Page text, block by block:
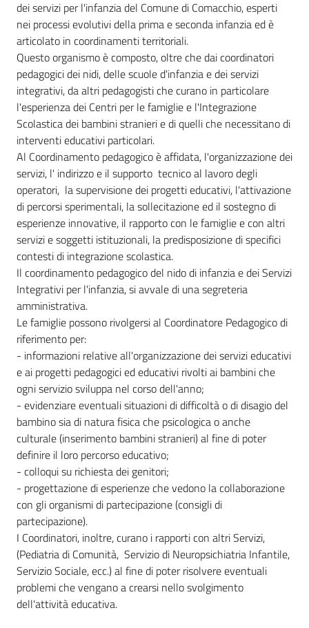
dei servizi per l'infanzia del Comune di Comacchio, esperti
nei processi evolutivi della prima e seconda infanzia ed è
articolato in coordinamenti territoriali.
Questo organismo è composto, oltre che dai coordinatori
pedagogici dei nidi, delle scuole d'infanzia e dei servizi
integrativi, da altri pedagogisti che curano in particolare
l'esperienza dei Centri per le famiglie e l'Integrazione
Scolastica dei bambini stranieri e di quelli che necessitano di
interventi educativi particolari.
Al Coordinamento pedagogico è affidata, l'organizzazione dei
servizi, l' indirizzo e il supporto tecnico al lavoro degli
operatori, la supervisione dei progetti educativi, l'attivazione
di percorsi sperimentali, la sollecitazione ed il sostegno di
esperienze innovative, il rapporto con le famiglie e con altri
servizi e soggetti istituzionali, la predisposizione di specifici
contesti di integrazione scolastica.
Il coordinamento pedagogico del nido di infanzia e dei Servizi
Integrativi per l'infanzia, si avvale di una segreteria
amministrativa.
Le famiglie possono rivolgersi al Coordinatore Pedagogico di
riferimento per:
- informazioni relative all'organizzazione dei servizi educativi
e ai progetti pedagogici ed educativi rivolti ai bambini che
ogni servizio sviluppa nel corso dell'anno;
- evidenziare eventuali situazioni di difficoltà o di disagio del
bambino sia di natura fisica che psicologica o anche
culturale (inserimento bambini stranieri) al fine di poter
definire il loro percorso educativo;
- colloqui su richiesta dei genitori;
- progettazione di esperienze che vedono la collaborazione
con gli organismi di partecipazione (consigli di
partecipazione).
I Coordinatori, inoltre, curano i rapporti con altri Servizi,
(Pediatria di Comunità, Servizio di Neuropsichiatria Infantile,
Servizio Sociale, ecc.) al fine di poter risolvere eventuali
problemi che vengano a crearsi nello svolgimento
dell'attività educativa.